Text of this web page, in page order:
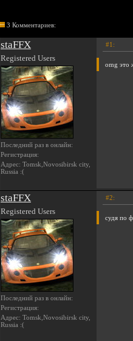
3 Комментариев:
staFFX
Registered Users
Последний раз в онлайн:
Регистрация:
Адрес: Tomsk,Novosibirsk city,
Russia :(
#1:
omg это
staFFX
Registered Users
Последний раз в онлайн:
Регистрация:
Адрес: Tomsk,Novosibirsk city,
Russia :(
#2:
судя по